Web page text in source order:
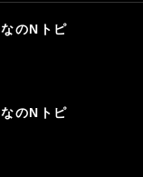
のNトピ
のNトピ